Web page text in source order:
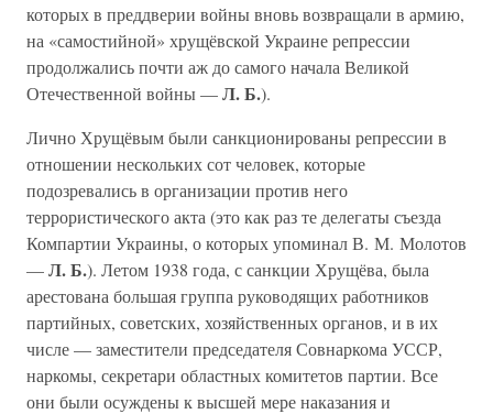
которых в преддверии войны вновь возвращали в армию,
на «самостийной» хрущёвской Украине репрессии
продолжались почти аж до самого начала Великой
Отечественной войны —Л. Б.).
Лично Хрущёвым были санкционированы репрессии в
отношении нескольких сот человек, которые
подозревались в организации против него
террористического акта (это как раз те делегаты съезда
Компартии Украины, о которых упоминал В. М. Молотов
—Л. Б.). Летом 1938 года, с санкции Хрущёва, была
арестована большая группа руководящих работников
партийных, советских, хозяйственных органов, и в их
числе — заместители председателя Совнаркома УССР,
наркомы, секретари областных комитетов партии. Все
они были осуждены к высшей мере наказания и